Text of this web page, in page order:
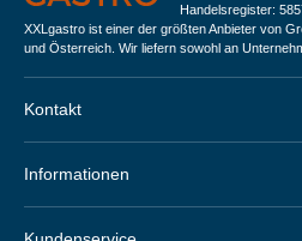
Handelsregister:
XXLgastro ist einer der größten Anbieter von
und Österreich. Wir liefern sowohl an
Kontakt
Informationen